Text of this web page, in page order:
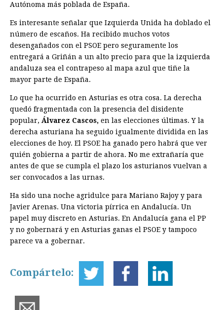
Autónoma más poblada de España.
Es interesante señalar que Izquierda Unida ha doblado el
número de escaños. Ha recibido muchos votos
desengañados con el PSOE pero seguramente los
entregará a Griñán a un alto precio para que la izquierda
andaluza sea el contrapeso al mapa azul que tiñe la
mayor parte de España.
Lo que ha ocurrido en Asturias es otra cosa. La derecha
quedó fragmentada con la presencia del disidente
popular, Álvarez Cascos, en las elecciones últimas. Y la
derecha asturiana ha seguido igualmente dividida en las
elecciones de hoy. El PSOE ha ganado pero habrá que ver
quién gobierna a partir de ahora. No me extrañaría que
antes de que se cumpla el plazo los asturianos vuelvan a
ser convocados a las urnas.
Ha sido una noche agridulce para Mariano Rajoy y para
Javier Arenas. Una victoria pírrica en Andalucía. Un
papel muy discreto en Asturias. En Andalucía gana el PP
y no gobernará y en Asturias ganas el PSOE y tampoco
parece va a gobernar.
Compártelo: